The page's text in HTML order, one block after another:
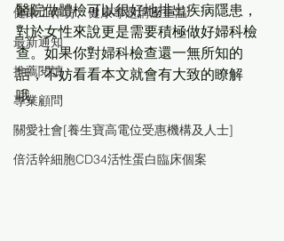
健康工作坊、健康專題講座重温
最新通知
推薦閱讀
專業顧問
關愛社會[養生寶高電位受惠機構及人士]
倍活幹細胞CD34活性蛋白臨床個案
醫院做體檢可以很好地排出疾病隱患，
對於女性來說更是需要積極做好婦科檢
查。如果你對婦科檢查還一無所知的
話，不妨看看本文就會有大致的瞭解
哦。